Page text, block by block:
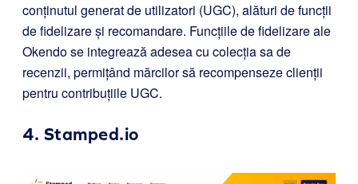
conținutul generat de utilizatori (UGC), alături de funcții
de fidelizare și recomandare. Funcțiile de fidelizare ale
Okendo se integrează adesea cu colecția sa de
recenzii, permițând mărcilor să recompenseze clienții
pentru contribuțiile UGC.
4. Stamped.io